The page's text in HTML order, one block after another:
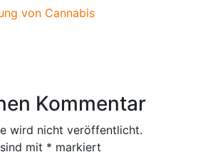
von Cannabis
Kommentar
wird nicht veröffentlicht.
mit * markiert